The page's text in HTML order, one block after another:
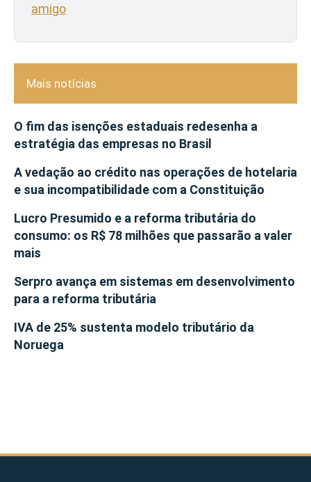
amigo
Mais notícias
O fim das isenções estaduais redesenha a
estratégia das empresas no Brasil
A vedação ao crédito nas operações de hotelaria
e sua incompatibilidade com a Constituição
Lucro Presumido e a reforma tributária do
consumo: os R$ 78 milhões que passarão a valer
mais
Serpro avança em sistemas em desenvolvimento
para a reforma tributária
IVA de 25% sustenta modelo tributário da
Noruega